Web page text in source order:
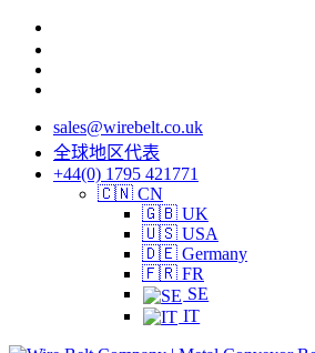
sales@wirebelt.co.uk
全球地区代表
+44(0) 1795 421771
🇨🇳 CN
🇬🇧 UK
🇺🇸 USA
🇩🇪 Germany
🇫🇷 FR
SE
IT